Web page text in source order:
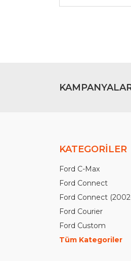
KATEGORİLER
Ford C-Max
Ford Connect
Ford Connect
Ford Courier
Ford Custom
Tüm Kategoriler